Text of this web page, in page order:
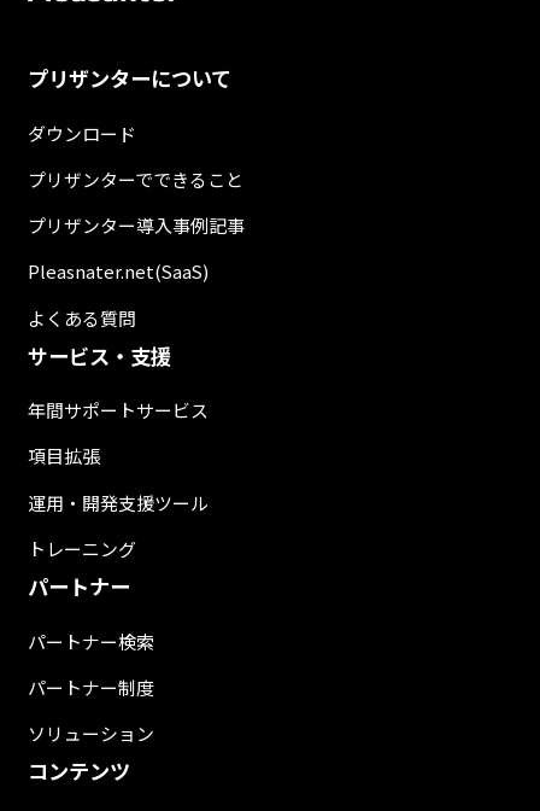
プリザンターについて
ダウンロード
プリザンターでできること
プリザンター導入事例記事
Pleasnater.net(SaaS)
よくある質問
サービス・支援
年間サポートサービス
項目拡張
運用・開発支援ツール
トレーニング
パートナー
パートナー検索
パートナー制度
ソリューション
コンテンツ